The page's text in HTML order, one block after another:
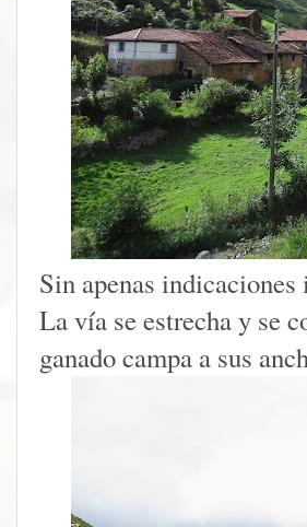
Sin apenas
La vía se estrecha y se
ganado campa a sus